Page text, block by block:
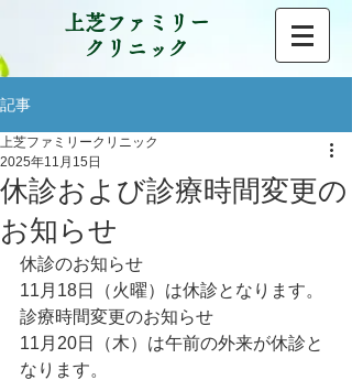
上芝ファミリー
クリニック
記事
休診および診療時間変更の
お知らせ
上芝ファミリークリニック
2025年11月15日
休診のお知らせ
11月18日（火曜）は休診となります。
診療時間変更のお知らせ
11月20日（木）は午前の外来が休診と
なります。